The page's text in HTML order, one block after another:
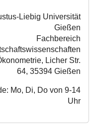
Liebig Universität
Gießen
Fachbereich
Licher Str.
64, 35394 Gießen
Mo, Di, Do von 9-14
Uhr